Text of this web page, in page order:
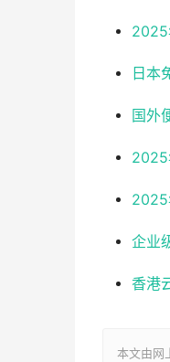
2025
日本
国外
2025
2025
企业
香港
本文由网